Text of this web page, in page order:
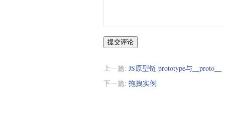
                    }
function
提交评论
上一篇: JS原型链 prototype与__proto__
下一篇: 拖拽实例